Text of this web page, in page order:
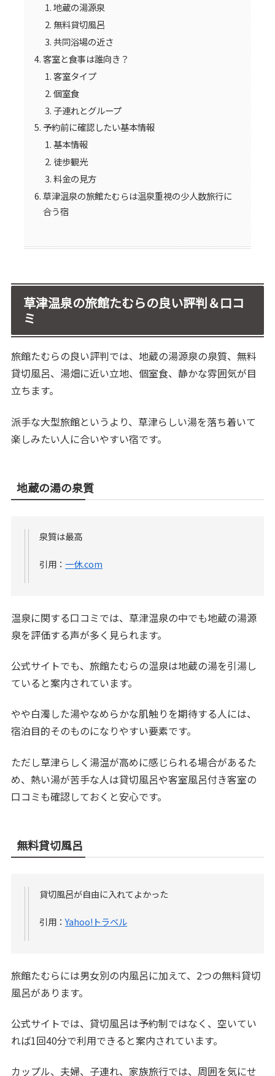
地蔵の湯源泉
無料貸切風呂
共同浴場の近さ
客室と食事は誰向き？
客室タイプ
個室食
子連れとグループ
予約前に確認したい基本情報
基本情報
徒歩観光
料金の見方
草津温泉の旅館たむらは温泉重視の少人数旅行に
合う宿
草津温泉の旅館たむらの良い評判＆口コ
ミ
旅館たむらの良い評判では、地蔵の湯源泉の泉質、無料
貸切風呂、湯畑に近い立地、個室食、静かな雰囲気が目
立ちます。
派手な大型旅館というより、草津らしい湯を落ち着いて
楽しみたい人に合いやすい宿です。
地蔵の湯の泉質
泉質は最高
引用：一休.com
温泉に関する口コミでは、草津温泉の中でも地蔵の湯源
泉を評価する声が多く見られます。
公式サイトでも、旅館たむらの温泉は地蔵の湯を引湯し
ていると案内されています。
やや白濁した湯やなめらかな肌触りを期待する人には、
宿泊目的そのものになりやすい要素です。
ただし草津らしく湯温が高めに感じられる場合があるた
め、熱い湯が苦手な人は貸切風呂や客室風呂付き客室の
口コミも確認しておくと安心です。
無料貸切風呂
貸切風呂が自由に入れてよかった
引用：Yahoo!トラベル
旅館たむらには男女別の内風呂に加えて、2つの無料貸切
風呂があります。
公式サイトでは、貸切風呂は予約制ではなく、空いてい
れば1回40分で利用できると案内されています。
カップル、夫婦、子連れ、家族旅行では、周囲を気にせ